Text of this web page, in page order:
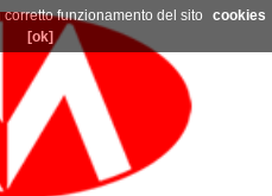
funzionamento del sito
cookies
[ok]